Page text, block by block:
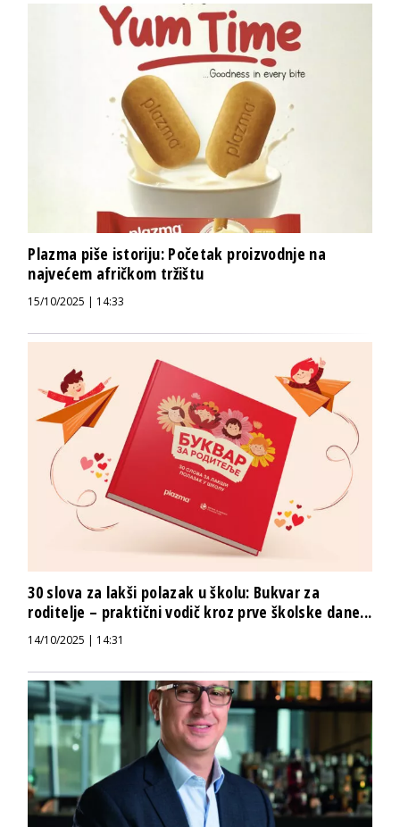
Plazma piše istoriju: Početak proizvodnje na
najvećem afričkom tržištu
15/10/2025 | 14:33
30 slova za lakši polazak u školu: Bukvar za
roditelje – praktični vodič kroz prve školske dane...
14/10/2025 | 14:31